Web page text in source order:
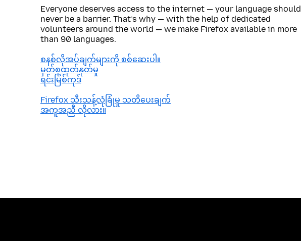
Everyone deserves access to the internet — your language should
never be a barrier. That’s why — with the help of dedicated
volunteers around the world — we make Firefox available in more
than 90 languages.
စနစ်လိုအပ်ချက်များကို စစ်ဆေးပါ။
မှတ်စုထုတ်နုတ်မှု
ရင်းမြစ်ကုဒ်
Firefox သီးသန့်လုံခြုံမှု သတိပေးချက်
အကူအညီ လိုလား။